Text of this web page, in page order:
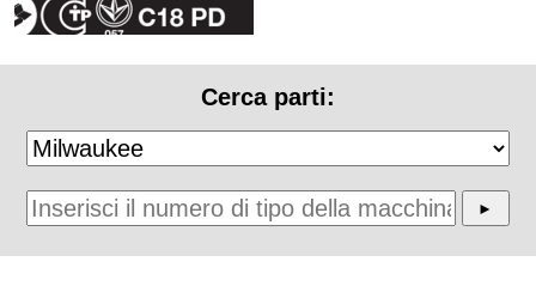
Cerca parti: